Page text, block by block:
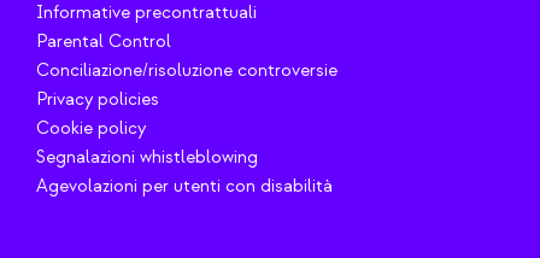
Informative precontrattuali
Parental Control
Conciliazione/risoluzione controversie
Privacy policies
Cookie policy
Segnalazioni whistleblowing
Agevolazioni per utenti con disabilità